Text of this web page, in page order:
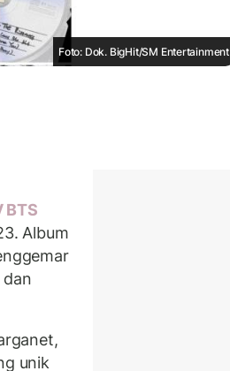
Foto: Dok. BigHit/SM Entertainment
BTS
Album
unik